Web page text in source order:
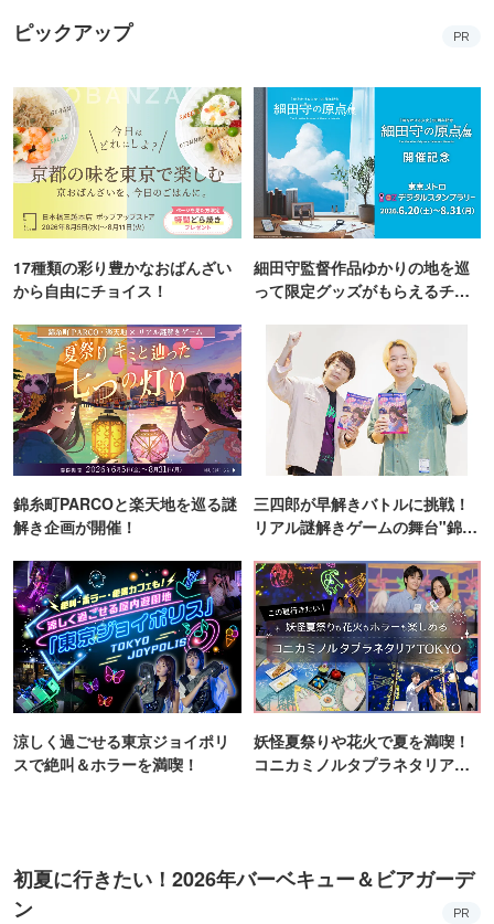
ピックアップ PR
17種類の彩り豊かなおばんざい
から自由にチョイス！
細田守監督作品ゆかりの地を巡
って限定グッズがもらえるチャ
錦糸町PARCOと楽天地を巡る謎
解き企画が開催！
三四郎が早解きバトルに挑戦！
リアル謎解きゲームの舞台"錦糸
涼しく過ごせる東京ジョイポリ
スで絶叫＆ホラーを満喫！
妖怪夏祭りや花火で夏を満喫！
コニカミノルタプラネタリア
初夏に行きたい！2026年バーベキュー＆ビアガーデ
ン
PR